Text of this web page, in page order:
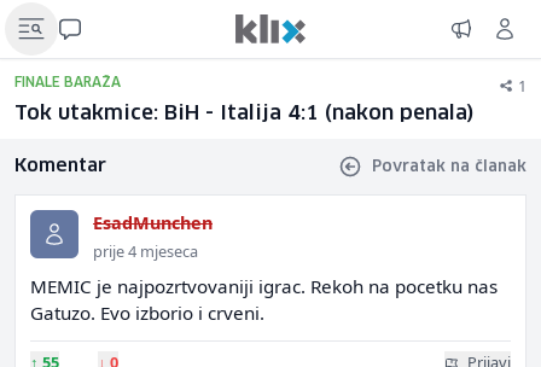
FINALE BARAŽA 1
Tok utakmice: BiH - Italija 4:1 (nakon penala)
Komentar Povratak na članak
EsadMunchen
prije 4 mjeseca
MEMIC je najpozrtvovaniji igrac. Rekoh na pocetku nas
Gatuzo. Evo izborio i crveni.
↑ 55 ↓ 0 Prijavi